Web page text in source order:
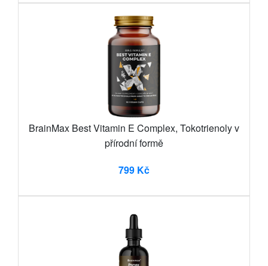
BrainMax Best Vitamin E Complex, Tokotrienoly v
přírodní formě
799 Kč